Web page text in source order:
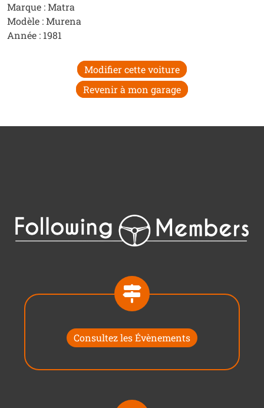
Marque : Matra
Modèle : Murena
Année : 1981
Modifier cette voiture
Revenir à mon garage
Consultez les Évènements